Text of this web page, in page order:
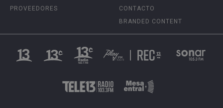
PROVEEDORES
CONTACTO
BRANDED CONTENT